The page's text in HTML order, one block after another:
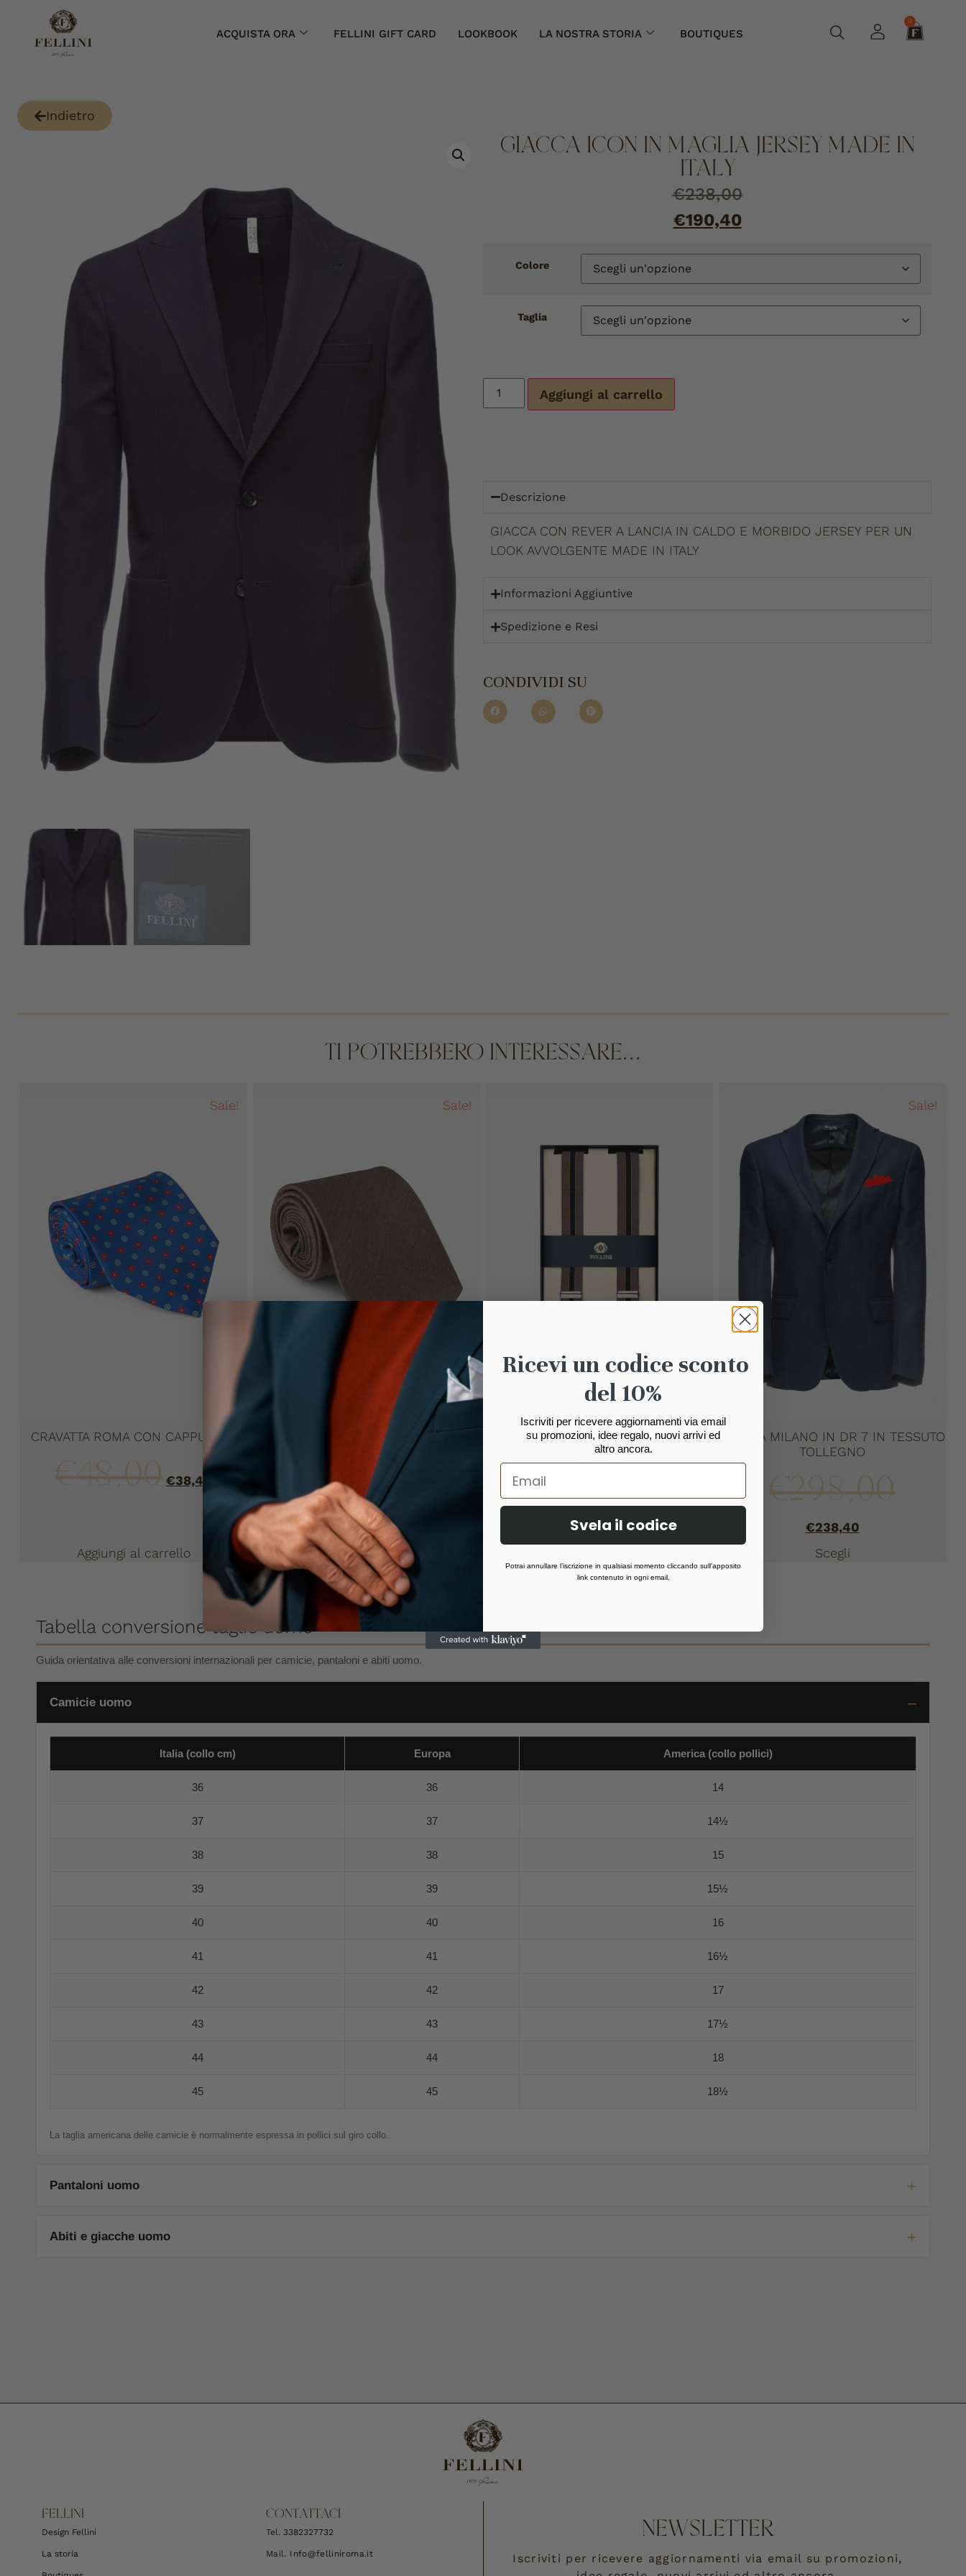
ACQUISTA ORA FELLINI GIFT CARD LOOKBOOK LA NOSTRA STORIA BOUTIQUES
0
Indietro
GIACCA ICON IN MAGLIA JERSEY MADE IN
ITALY
€238,00
€190,40
Colore
Taglia
Aggiungi al carrello
Descrizione
GIACCA CON REVER A LANCIA IN CALDO E MORBIDO JERSEY PER UN
LOOK AVVOLGENTE MADE IN ITALY
Informazioni Aggiuntive
Spedizione e Resi
CONDIVIDI SU
TI POTREBBERO INTERESSARE...
Sale!
CRAVATTA ROMA CON CAPPUCCIO
€48,00 €38,40
Aggiungi al carrello
Sale!
CRAVATTA ROMA
48,00 €
Aggiungi al carrello
BRETELLA RIPETTA
€58,00
Sale!
GIACCA MILANO IN DR 7 IN TESSUTO
TOLLEGNO
€298,00
€238,40
Scegli
Tabella conversione taglie uomo
Guida orientativa alle conversioni internazionali per camicie, pantaloni e abiti uomo.
Camicie uomo
Italia (collo cm) Europa America (collo pollici)
36 36 14
37 37 14½
38 38 15
39 39 15½
40 40 16
41 41 16½
42 42 17
43 43 17½
44 44 18
45 45 18½
La taglia americana delle camicie è normalmente espressa in pollici sul giro collo.
Pantaloni uomo
Abiti e giacche uomo
FELLINI
Design Fellini
La storia
CONTATTACI
Tel. 3382327732
Mail. Info@felliniroma.it
NEWSLETTER
Iscriviti per ricevere aggiornamenti via email su promozioni,
Ricevi un codice sconto
del 10%
Iscriviti per ricevere aggiornamenti via email
su promozioni, idee regalo, nuovi arrivi ed
altro ancora.
Svela il codice
Potrai annullare l’iscrizione in qualsiasi momento cliccando sull’apposito
link contenuto in ogni email.